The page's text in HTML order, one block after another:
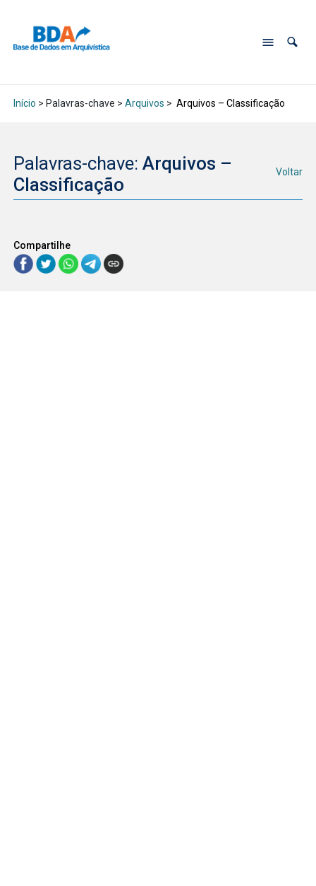
Início > Palavras-chave > Arquivos > Arquivos – Classificação
Palavras-chave: Arquivos –
Classificação
Voltar
Compartilhe